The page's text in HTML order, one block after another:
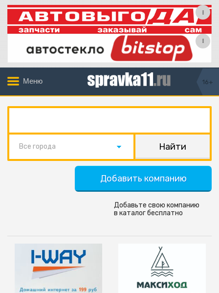
Меню 16+
Все города
Добавить компанию
Добавьте свою компанию
в каталог бесплатно